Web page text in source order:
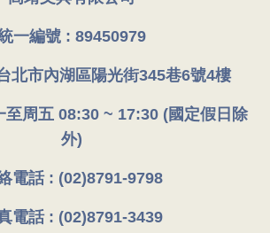
一編號 : 89450979
北市內湖區陽光街345巷6號4樓
至周五 08:30 ~ 17:30 (國定假日除
外)
電話 : (02)8791-9798
電話 : (02)8791-3439